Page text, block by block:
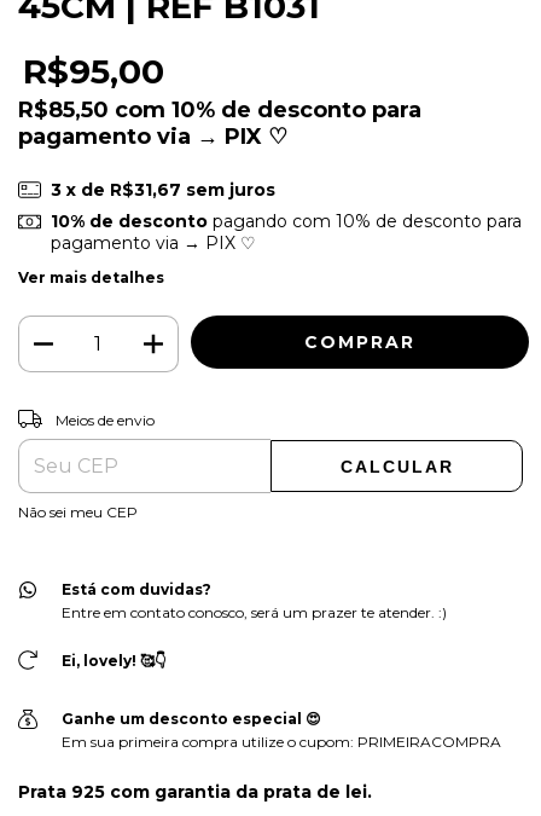
R$95,00
R$85,50 com 10% de desconto para
pagamento via → PIX ♡
3 x de R$31,67 sem juros
10% de descontopagando com 10% de desconto para
pagamento via → PIX ♡
Ver mais detalhes
Entregas para o CEP:
Meios de envio
CALCULAR
Não sei meu CEP
Está com duvidas?
Entre em contato conosco, será um prazer te atender. :)
Ei, lovely! 🥰👇
Ganhe um desconto especial 😍
Em sua primeira compra utilize o cupom: PRIMEIRACOMPRA
Prata 925 com garantia da prata de lei.